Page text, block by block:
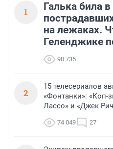
1
Галька била
на лежаках.
Геленджике
90 735
2
15 телесериалов
«Фонтанки»: «Коп-
Лассо» и «Джек
74 049 27